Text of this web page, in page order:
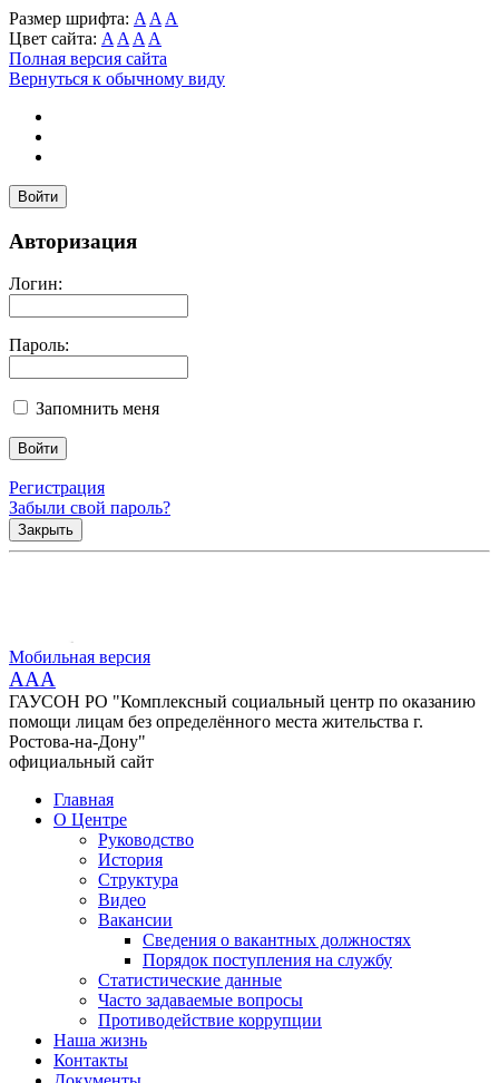
Размер шрифта: A A A
Цвет сайта: A A A A
Полная версия сайта
Вернуться к обычному виду
Войти
Авторизация
Логин:
Пароль:
Запомнить меня
Регистрация
Забыли свой пароль?
Закрыть
Мобильная версия
AAA
ГАУСОН РО "Комплексный социальный центр по оказанию
помощи лицам без определённого места жительства г.
Ростова-на-Дону"
официальный сайт
Главная
О Центре
Руководство
История
Структура
Видео
Вакансии
Сведения о вакантных должностях
Порядок поступления на службу
Статистические данные
Часто задаваемые вопросы
Противодействие коррупции
Наша жизнь
Контакты